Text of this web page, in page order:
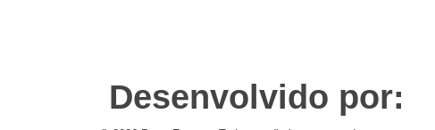
Desenvolvido por: